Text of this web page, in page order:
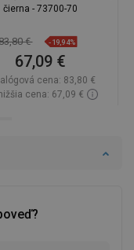
čierna - 73700-70
€ -19,94%
67,09 €
cena: 83,80 €
cena: 67,09 €